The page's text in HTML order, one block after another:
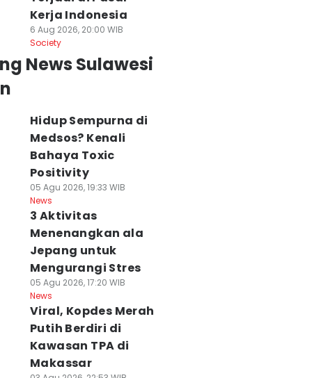
Kerja Indonesia
6 Aug 2026, 20:00 WIB
Society
News Sulawesi
Hidup Sempurna di
Medsos? Kenali
Bahaya Toxic
Positivity
05 Agu 2026, 19:33 WIB
News
3 Aktivitas
Menenangkan ala
Jepang untuk
Mengurangi Stres
05 Agu 2026, 17:20 WIB
News
Viral, Kopdes Merah
Putih Berdiri di
Kawasan TPA di
Makassar